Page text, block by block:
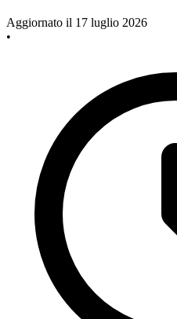
Aggiornato il 17 luglio 2026
•